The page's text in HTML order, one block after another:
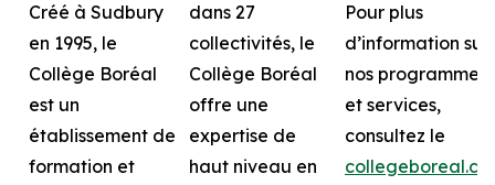
Créé à Sudbury
en 1995, le
Collège Boréal
est un
établissement de
formation et
dans 27
collectivités, le
Collège Boréal
offre une
expertise de
haut niveau en
Pour plus
d’information sur
nos programmes
et services,
consultez le
collegeboreal.ca